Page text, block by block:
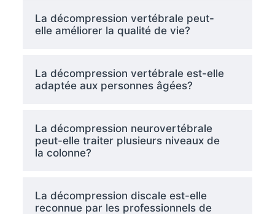
La décompression vertébrale peut-
elle améliorer la qualité de vie?
La décompression vertébrale est-elle
adaptée aux personnes âgées?
La décompression neurovertébrale
peut-elle traiter plusieurs niveaux de
la colonne?
La décompression discale est-elle
reconnue par les professionnels de